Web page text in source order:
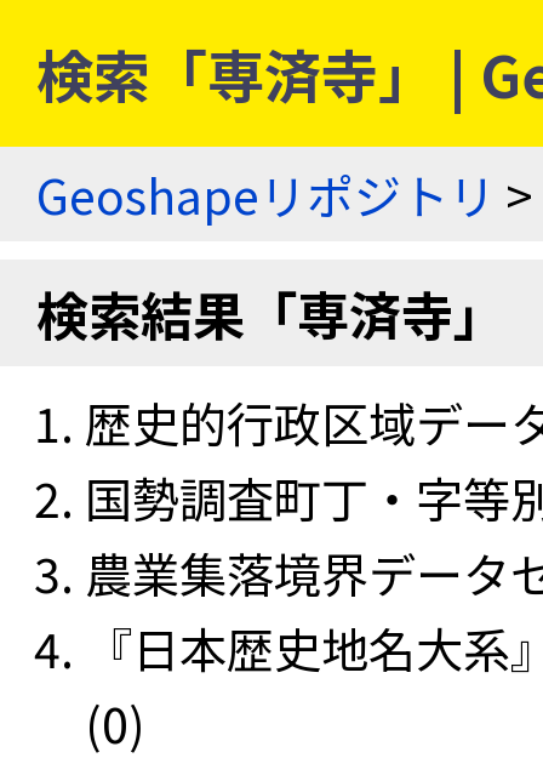
検索「専済寺」 |
Geoshapeリポジトリ >
検索結果「専済寺」
歴史的行政区域デー
国勢調査町丁・字等
農業集落境界データ
『日本歴史地名大
(0)